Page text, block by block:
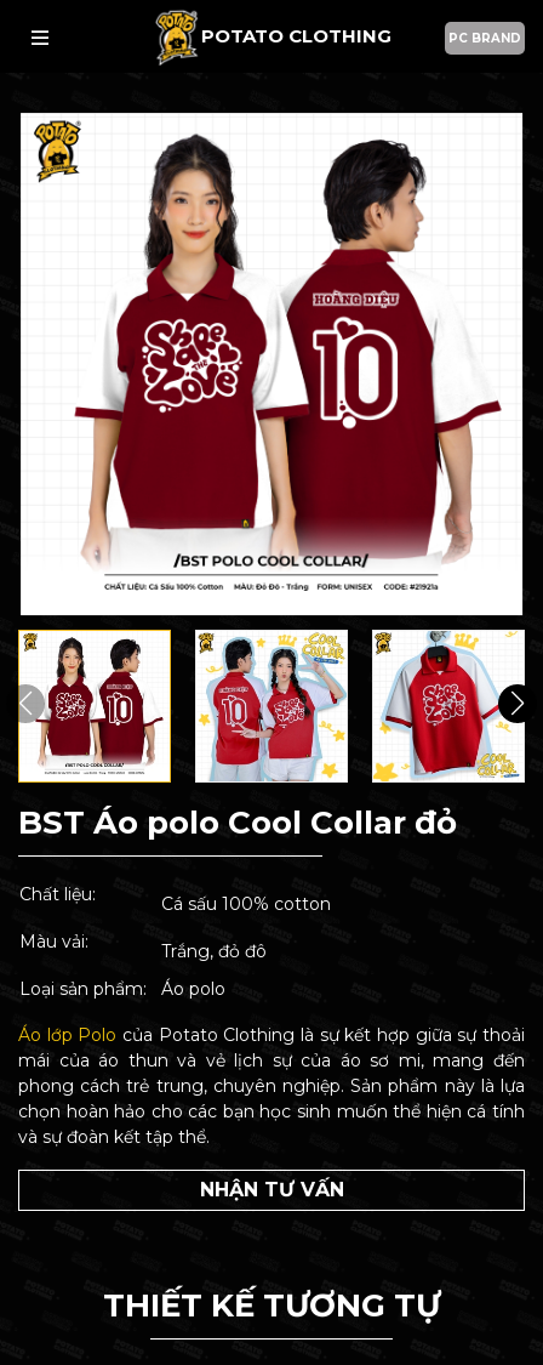
POTATO CLOTHING PC BRAND
BST Áo polo Cool Collar đỏ
Chất liệu:
Cá sấu 100% cotton
Màu vải:
Trắng, đỏ đô
Loại sản phẩm:
Áo polo
Áo lớp Polo của Potato Clothing là sự kết hợp giữa sự thoải
mái của áo thun và vẻ lịch sự của áo sơ mi, mang đến
phong cách trẻ trung, chuyên nghiệp. Sản phẩm này là lựa
chọn hoàn hảo cho các bạn học sinh muốn thể hiện cá tính
và sự đoàn kết tập thể.
NHẬN TƯ VẤN
THIẾT KẾ TƯƠNG TỰ